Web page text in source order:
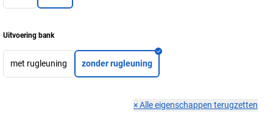
Uitvoering bank
met rugleuning zonder rugleuning
×Alle eigenschappen terugzetten